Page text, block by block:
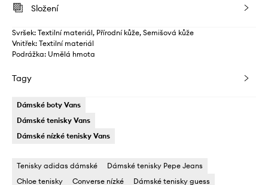
Složení
Svršek: Textilní materiál, Přírodní kůže, Semišová kůže
Vnitřek: Textilní materiál
Podrážka: Umělá hmota
Tagy
Dámské boty Vans
Dámské tenisky Vans
Dámské nízké tenisky Vans
Tenisky adidas dámské
Dámské tenisky Pepe Jeans
Chloe tenisky
Converse nízké Dámské tenisky guess